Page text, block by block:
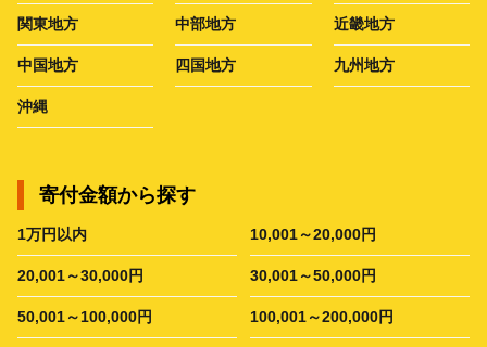
関東地方 中部地方 近畿地方
中国地方 四国地方 九州地方
沖縄
寄付金額から探す
1万円以内 10,001～20,000円
20,001～30,000円 30,001～50,000円
50,001～100,000円 100,001～200,000円